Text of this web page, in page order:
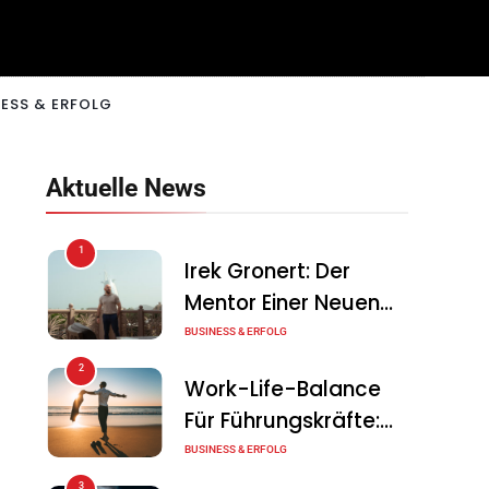
& ERFOLG
Aktuelle News
1
Irek Gronert: Der
Mentor Einer Neuen
Generation Von
BUSINESS & ERFOLG
2
Work-Life-Balance
Für Führungskräfte:
Illusion Oder Echte
BUSINESS & ERFOLG
3